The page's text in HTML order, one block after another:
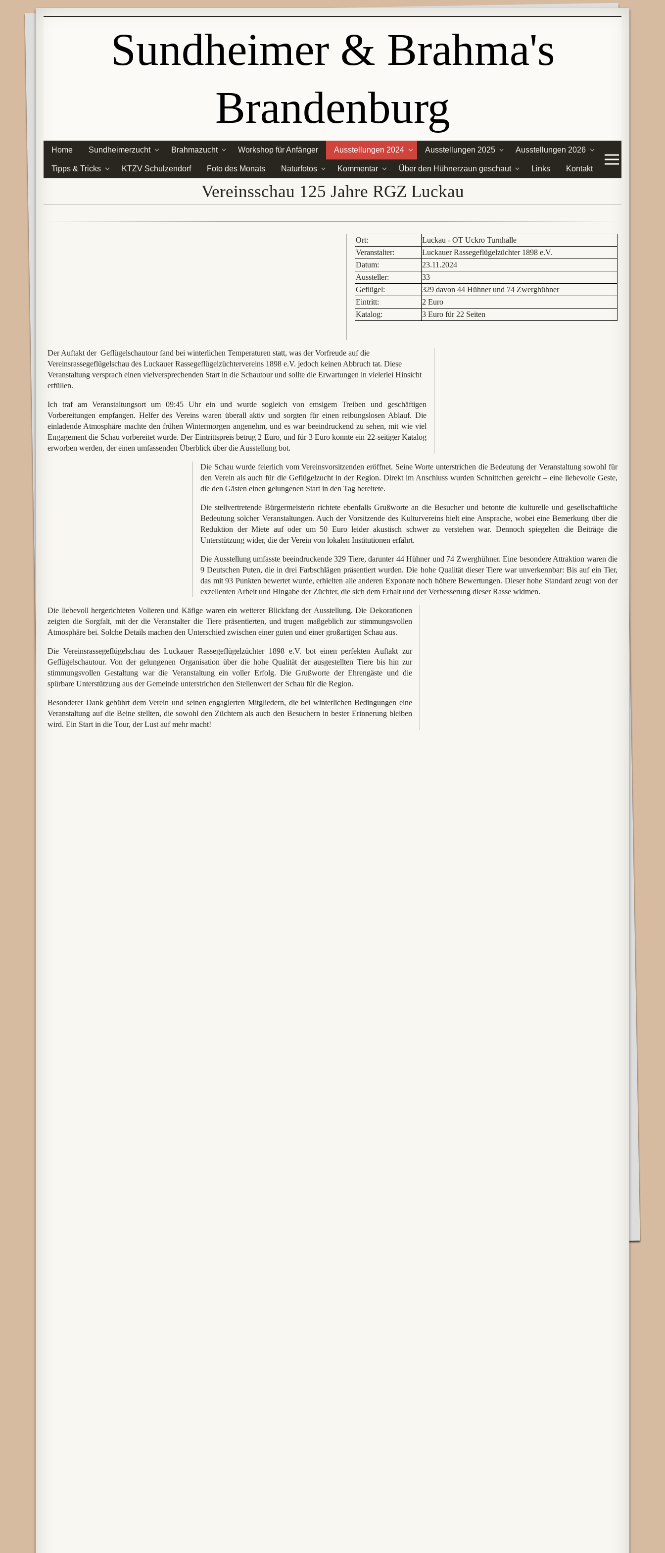
Sundheimer & Brahma's
Brandenburg
Home Sundheimerzucht Brahmazucht Workshop für Anfänger Ausstellungen 2024 Ausstellungen 2025 Ausstellungen 2026
Tipps & Tricks KTZV Schulzendorf Foto des Monats Naturfotos Kommentar Über den Hühnerzaun geschaut Links Kontakt
Vereinsschau 125 Jahre RGZ Luckau
Ort:
Luckau - OT Uckro Turnhalle
Veranstalter:
Luckauer Rassegeflügelzüchter 1898 e.V.
Datum:
23.11.2024
Aussteller:
33
Geflügel:
329 davon 44 Hühner und 74 Zwerghühner
Eintritt:
2 Euro
Katalog:
3 Euro für 22 Seiten
Der Auftakt der Geflügelschautour fand bei winterlichen Temperaturen statt, was der Vorfreude auf die
Vereinsrassegeflügelschau des Luckauer Rassegeflügelzüchtervereins 1898 e.V. jedoch keinen Abbruch tat. Diese
Veranstaltung versprach einen vielversprechenden Start in die Schautour und sollte die Erwartungen in vielerlei Hinsicht
erfüllen.
Ich traf am Veranstaltungsort um 09:45 Uhr ein und wurde sogleich von emsigem Treiben und geschäftigen
Vorbereitungen empfangen. Helfer des Vereins waren überall aktiv und sorgten für einen reibungslosen Ablauf. Die
einladende Atmosphäre machte den frühen Wintermorgen angenehm, und es war beeindruckend zu sehen, mit wie viel
Engagement die Schau vorbereitet wurde. Der Eintrittspreis betrug 2 Euro, und für 3 Euro konnte ein 22-seitiger Katalog
erworben werden, der einen umfassenden Überblick über die Ausstellung bot.
Die Schau wurde feierlich vom Vereinsvorsitzenden eröffnet. Seine Worte unterstrichen die Bedeutung der Veranstaltung sowohl für
den Verein als auch für die Geflügelzucht in der Region. Direkt im Anschluss wurden Schnittchen gereicht – eine liebevolle Geste,
die den Gästen einen gelungenen Start in den Tag bereitete.
Die stellvertretende Bürgermeisterin richtete ebenfalls Grußworte an die Besucher und betonte die kulturelle und gesellschaftliche
Bedeutung solcher Veranstaltungen. Auch der Vorsitzende des Kulturvereins hielt eine Ansprache, wobei eine Bemerkung über die
Reduktion der Miete auf oder um 50 Euro leider akustisch schwer zu verstehen war. Dennoch spiegelten die Beiträge die
Unterstützung wider, die der Verein von lokalen Institutionen erfährt.
Die Ausstellung umfasste beeindruckende 329 Tiere, darunter 44 Hühner und 74 Zwerghühner. Eine besondere Attraktion waren die
9 Deutschen Puten, die in drei Farbschlägen präsentiert wurden. Die hohe Qualität dieser Tiere war unverkennbar: Bis auf ein Tier,
das mit 93 Punkten bewertet wurde, erhielten alle anderen Exponate noch höhere Bewertungen. Dieser hohe Standard zeugt von der
exzellenten Arbeit und Hingabe der Züchter, die sich dem Erhalt und der Verbesserung dieser Rasse widmen.
Die liebevoll hergerichteten Volieren und Käfige waren ein weiterer Blickfang der Ausstellung. Die Dekorationen
zeigten die Sorgfalt, mit der die Veranstalter die Tiere präsentierten, und trugen maßgeblich zur stimmungsvollen
Atmosphäre bei. Solche Details machen den Unterschied zwischen einer guten und einer großartigen Schau aus.
Die Vereinsrassegeflügelschau des Luckauer Rassegeflügelzüchter 1898 e.V. bot einen perfekten Auftakt zur
Geflügelschautour. Von der gelungenen Organisation über die hohe Qualität der ausgestellten Tiere bis hin zur
stimmungsvollen Gestaltung war die Veranstaltung ein voller Erfolg. Die Grußworte der Ehrengäste und die
spürbare Unterstützung aus der Gemeinde unterstrichen den Stellenwert der Schau für die Region.
Besonderer Dank gebührt dem Verein und seinen engagierten Mitgliedern, die bei winterlichen Bedingungen eine
Veranstaltung auf die Beine stellten, die sowohl den Züchtern als auch den Besuchern in bester Erinnerung bleiben
wird. Ein Start in die Tour, der Lust auf mehr macht!